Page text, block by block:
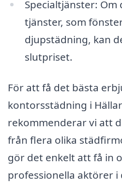
Specialtjänster:
tjänster, som
djupstädning, kan
slutpriset.
För att få det bästa
kontorsstädning i
rekommenderar vi att
från flera olika
gör det enkelt att få in
professionella aktörer